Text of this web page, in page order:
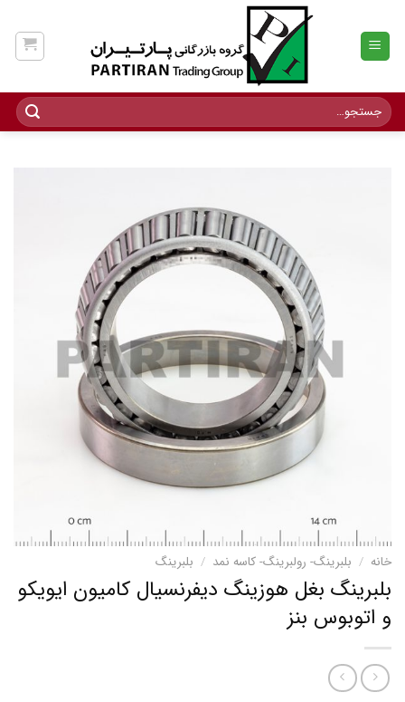
content
جستجو
برای:
خانه / بلبرینگ- رولبرینگ- کاسه نمد / بلبرینگ
بلبرینگ بغل هوزینگ دیفرنسیال کامیون ایویکو
و اتوبوس بنز